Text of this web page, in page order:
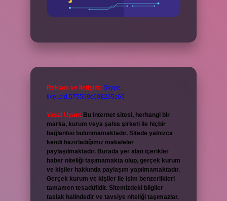
Reklam ve İletişim: Skype:
live:.cid.575569c608265c69
Yasal Uyarı: Bu internet sitesi, herhangi bir
marka, kurum veya şahıs şirketi ile hiçbir
bağlantısı bulunmamaktadır. Sitede yalnızca
kendi hazırladığımız makaleler
paylaşılmaktadır. Burada yer alan içerikler
haber niteliği taşımamakta olup, gerçek kurum
ve kişiler hakkında paylaşım yapılmamaktadır.
Gerçek kurum ve kişiler ile isim benzerlikleri
tamamen tesadüfidir. Sitemizdeki bilgiler
taslak halindedir ve tavsiye niteliği taşımazlar.